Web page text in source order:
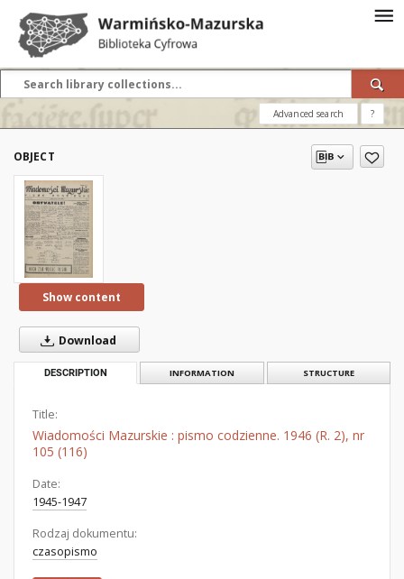
Advanced search ?
OBJECT
Show content
Download
DESCRIPTION INFORMATION STRUCTURE
Title:
Wiadomości Mazurskie : pismo codzienne. 1946 (R. 2), nr
105 (116)
Date:
1945-1947
Rodzaj dokumentu:
czasopismo